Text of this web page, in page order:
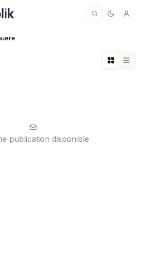
publication disponible